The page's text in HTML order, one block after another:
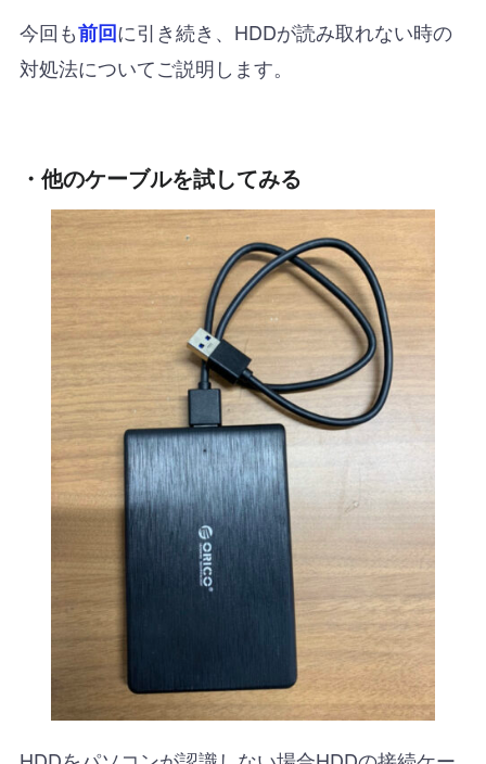
今回も前回に引き続き、HDDが読み取れない時の
対処法についてご説明します。
・他のケーブルを試してみる